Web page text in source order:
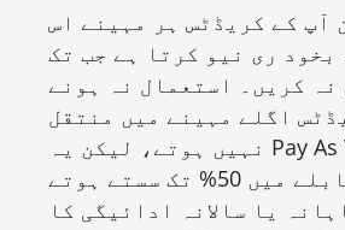
آپ کے کریڈٹس ہر مہینے اس
بخود ری نیو کرتا ہے جب تک
نہ کریں۔ استعمال نہ ہونے
اگلے مہینے میں منتقل
نہیں ہوتے، لیکن یہ Pay As You Go
پیکیجز کے مقابلے میں 50% تک سستے ہوتے
یا سالانہ ادائیگی کا